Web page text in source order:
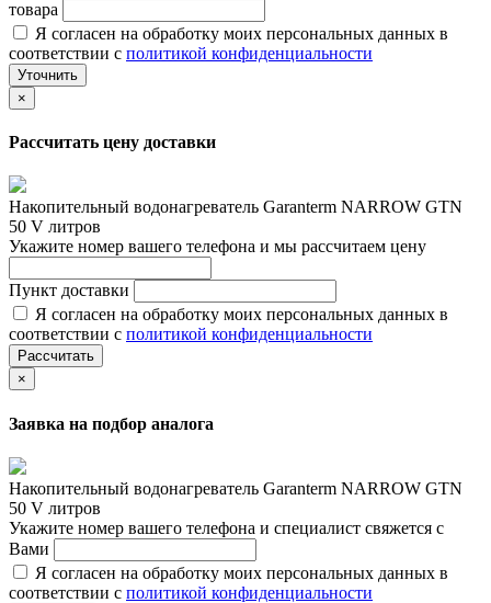
товара
Я согласен на обработку моих персональных данных в
соответствии с политикой конфиденциальности
Уточнить
×
Рассчитать цену доставки
Накопительный водонагреватель Garanterm NARROW GTN
50 V литров
Укажите номер вашего телефона и мы рассчитаем цену
Пункт доставки
Я согласен на обработку моих персональных данных в
соответствии с политикой конфиденциальности
Рассчитать
×
Заявка на подбор аналога
Накопительный водонагреватель Garanterm NARROW GTN
50 V литров
Укажите номер вашего телефона и специалист свяжется с
Вами
Я согласен на обработку моих персональных данных в
соответствии с политикой конфиденциальности